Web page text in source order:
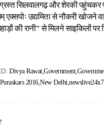
सिलवालगढ़ और शेरकी पहुंचकर
एक्सपोः उद्यमिता से नौकरी खोजने
की रानी” से मिलने साइकिलों पर
Divya Rawat Government
2016 New Delhi